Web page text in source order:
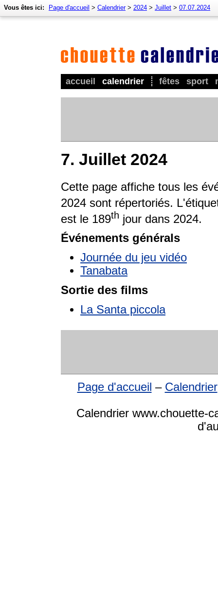
accueil calendrier fêtes sport
Vous êtes ici: Page d'accueil > Calendrier> 2024 > Juillet > 07.07.2024
7. Juillet 2024
Cette page affiche tous les
2024 sont répertoriés.
est le 189th jour dans 2024.
Événements générals
Journée du jeu vidéo
Tanabata
Sortie des films
La Santa piccola
Page d'accueil – Calendrier
Calendrier www.chouette-